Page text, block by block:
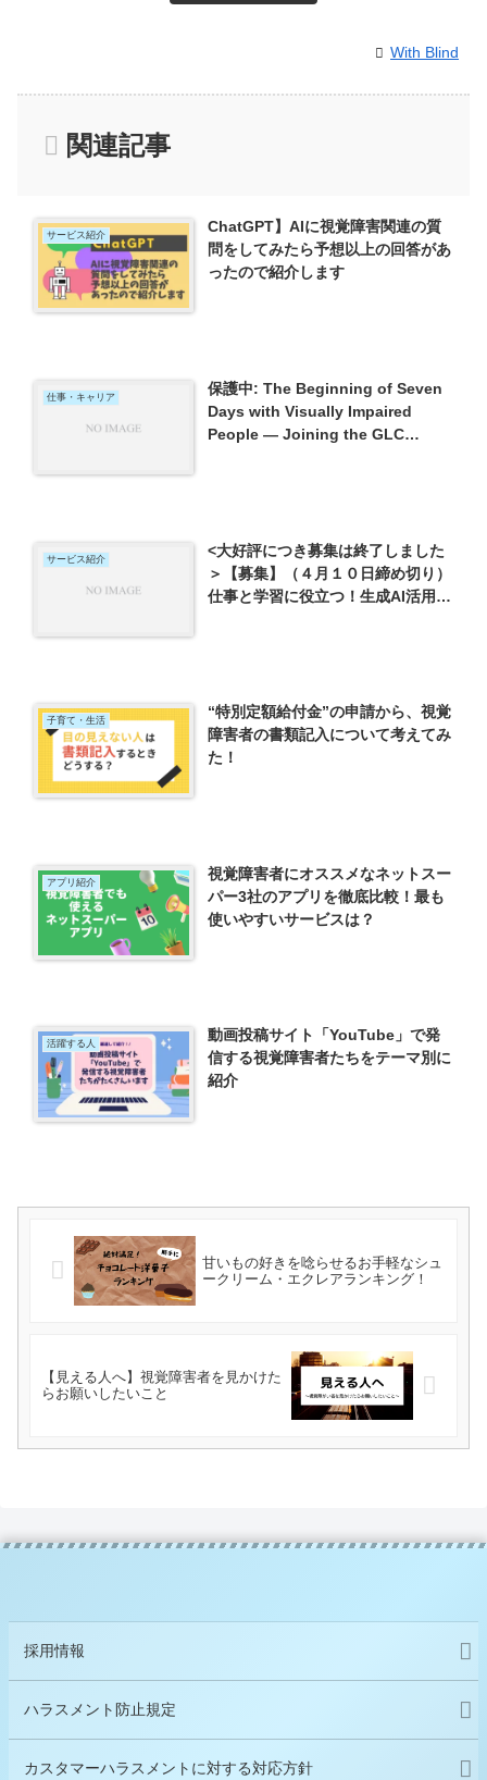
With Blind
関連記事
サービス紹介
ChatGPT】AIに視覚障害関連の質
問をしてみたら予想以上の回答があ
ったので紹介します
仕事・キャリア
保護中: The Beginning of Seven
Days with Visually Impaired
People — Joining the GLC
サービス紹介
<大好評につき募集は終了しました
＞【募集】（４月１０日締め切り）
仕事と学習に役立つ！生成AI活用＆
子育て・生活
“特別定額給付金”の申請から、視覚
障害者の書類記入について考えてみ
た！
アプリ紹介
視覚障害者にオススメなネットスー
パー3社のアプリを徹底比較！最も
使いやすいサービスは？
活躍する人
動画投稿サイト「YouTube」で発
信する視覚障害者たちをテーマ別に
紹介
甘いもの好きを唸らせるお手軽なシュ
ークリーム・エクレアランキング！
【見える人へ】視覚障害者を見かけた
らお願いしたいこと
採用情報
ハラスメント防止規定
カスタマーハラスメントに対する対応方針